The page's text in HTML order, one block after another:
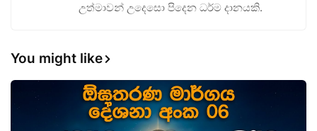
උත්මාවන් උදෙසො පිදෙන ධර්ම දානයකි.
You might like